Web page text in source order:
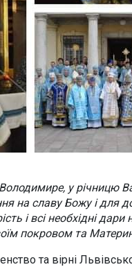
у річницю
на славу Божу і для
і всі необхідні
покровом та
та вірні